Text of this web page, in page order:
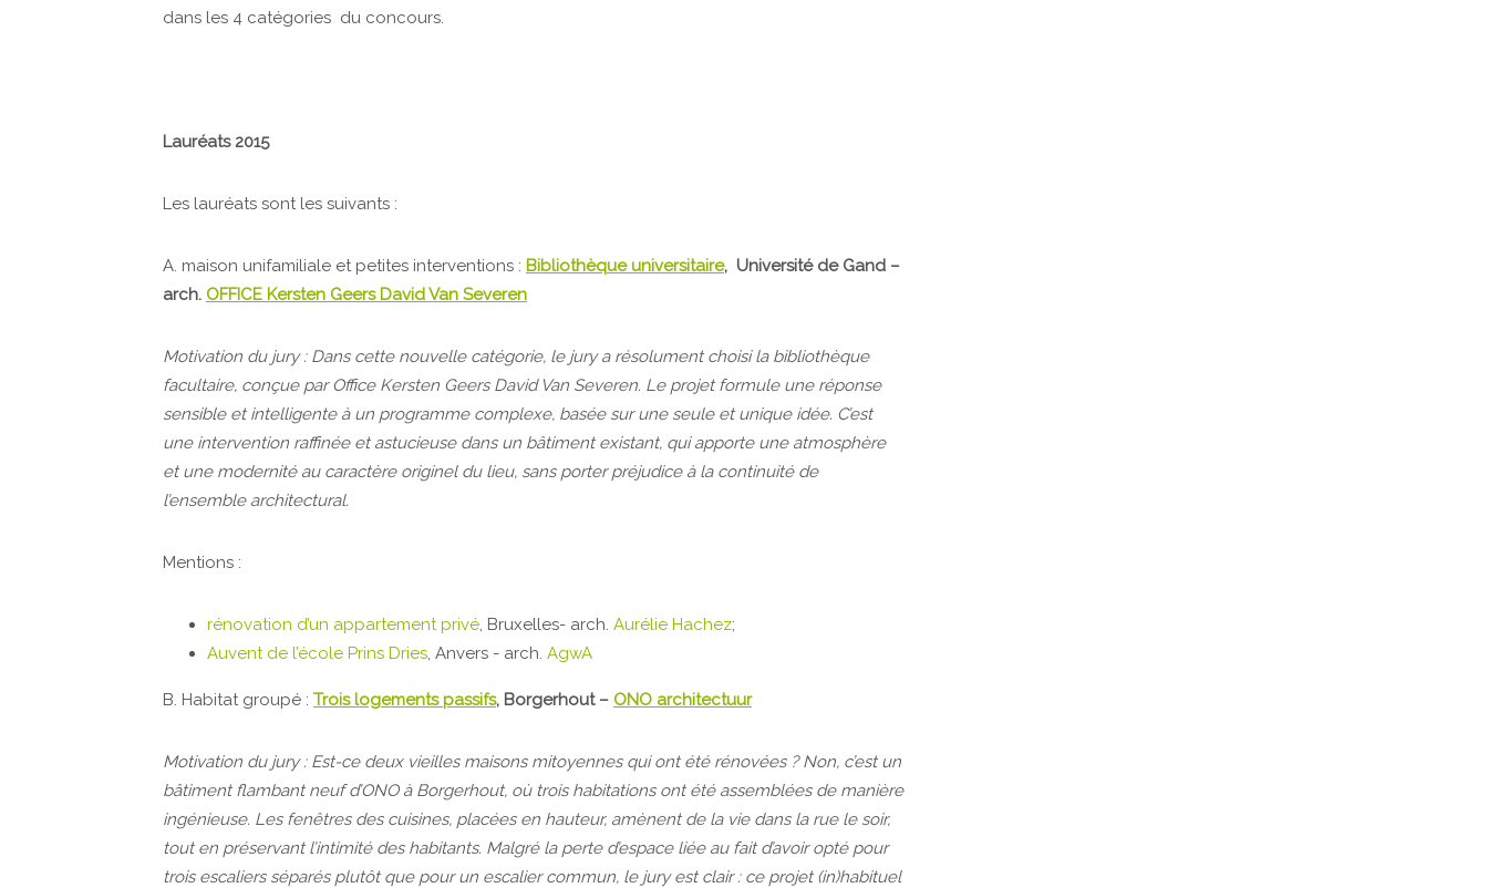
dans les 4 catégories du concours.
Lauréats 2015
Les lauréats sont les suivants :
A. maison unifamiliale et petites interventions : Bibliothèque universitaire, Université de Gand –
arch. OFFICE Kersten Geers David Van Severen
Motivation du jury : Dans cette nouvelle catégorie, le jury a résolument choisi la bibliothèque
facultaire, conçue par Office Kersten Geers David Van Severen. Le projet formule une réponse
sensible et intelligente à un programme complexe, basée sur une seule et unique idée. C’est
une intervention raffinée et astucieuse dans un bâtiment existant, qui apporte une atmosphère
et une modernité au caractère originel du lieu, sans porter préjudice à la continuité de
l’ensemble architectural.
Mentions :
rénovation d’un appartement privé, Bruxelles- arch. Aurélie Hachez;
Auvent de l’école Prins Dries, Anvers - arch. AgwA
B. Habitat groupé : Trois logements passifs, Borgerhout – ONO architectuur
Motivation du jury : Est-ce deux vieilles maisons mitoyennes qui ont été rénovées ? Non, c’est un
bâtiment flambant neuf d’ONO à Borgerhout, où trois habitations ont été assemblées de manière
ingénieuse. Les fenêtres des cuisines, placées en hauteur, amènent de la vie dans la rue le soir,
tout en préservant l’intimité des habitants. Malgré la perte d’espace liée au fait d’avoir opté pour
trois escaliers séparés plutôt que pour un escalier commun, le jury est clair : ce projet (in)habituel